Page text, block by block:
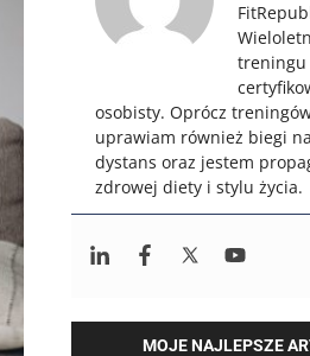
treningu
osobisty. Oprócz
uprawiam również biegi
dystans oraz jestem
zdrowej diety i stylu życia.
MOJE NAJLEPSZE